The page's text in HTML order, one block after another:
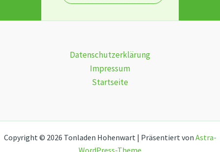
Datenschutzerklärung
Impressum
Startseite
Copyright © 2026 Tonladen Hohenwart | Präsentiert von Astra-